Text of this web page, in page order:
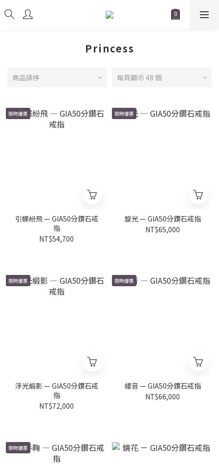
Princess
商品排序 每頁顯示 48 個
限時優惠
引蝶紛飛 — GIA50分鑽石戒
指
NT$54,700
限時優惠
旋光 — GIA50分鑽石戒指
NT$65,000
限時優惠
浮光緞影 — GIA50分鑽石戒
指
NT$72,000
限時優惠
綾音 — GIA50分鑽石戒指
NT$66,000
限時優惠